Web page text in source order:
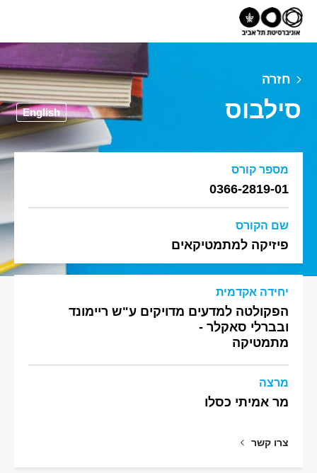
חזרה
סילבוס English
מספר קורס
0366-2819-01
שם הקורס
פיזיקה למתמטיקאים
יחידה אקדמית
הפקולטה למדעים מדויקים ע"ש ריימונד
ובברלי סאקלר -
מתמטיקה
מרצה
מר אמיתי כסלו
צרו קשר